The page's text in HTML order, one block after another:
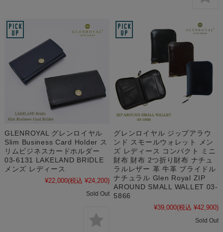
GLENROYAL グレンロイヤル
Slim Business Card Holder ス
リムビジネスカードホルダー
03-6131 LAKELAND BRIDLE
メンズ レディース
¥22,000(税込 ¥24,200)
Sold Out
グレンロイヤル ジップアラウ
ンド スモールウォレット メン
ズ レディース コンパクト ミニ
財布 財布 2つ折り財布 ナチュ
ラルレザー 革 牛革 ブライドル
ナチュラル Glen Royal ZIP
AROUND SMALL WALLET 03-
5866
¥39,000(税込 ¥42,900)
Sold Out